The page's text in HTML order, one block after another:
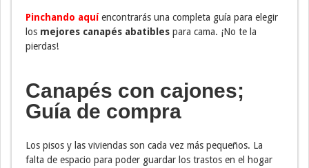
Pinchando aquíencontrarás una completa guía para elegir
los mejores canapés abatibles para cama. ¡No te la
pierdas!
Canapés con cajones;
Guía de compra
Los pisos y las viviendas son cada vez más pequeños. La
falta de espacio para poder guardar los trastos en el hogar